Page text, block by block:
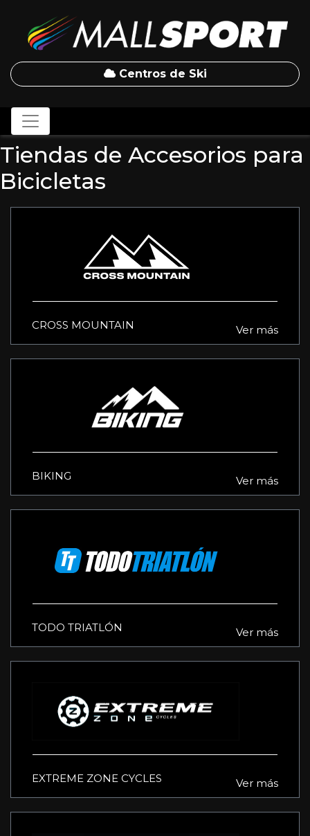
Centros de Ski
Tiendas de Accesorios para
Bicicletas
CROSS MOUNTAIN Ver más
BIKING Ver más
TODO TRIATLÓN Ver más
EXTREME ZONE CYCLES Ver más